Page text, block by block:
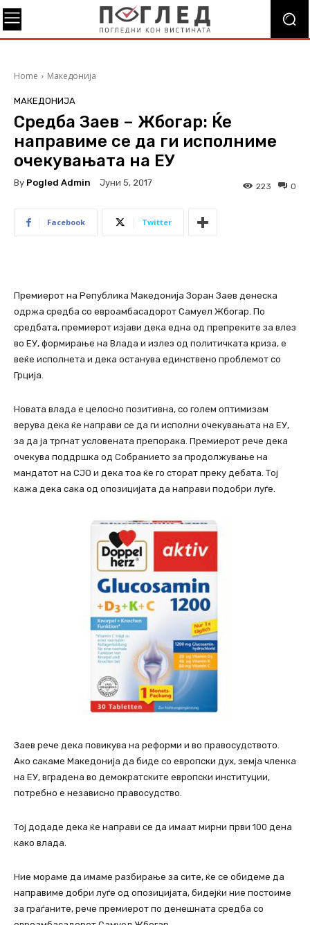
Home Македонија
МАКЕДОНИЈА
Средба Заев – Жбогар: Ќе
направиме се да ги исполниме
очекувањата на ЕУ
By Pogled Admin Јуни 5, 2017 0
223
Facebook Twitter
Премиерот на Република Македонија Зоран Заев денеска
одржа средба со евроамбасадорот Самуел Жбогар. По
средбата, премиерот изјави дека една од препреките за влез
во ЕУ, формирање на Влада и излез од политичката криза, е
веќе исполнета и дека останува единствено проблемот со
Грција.
Новата влада е целосно позитивна, со голем оптимизам
верува дека ќе направи се да ги исполни очекувањата на ЕУ,
за да ја тргнат условената препорака. Премиерот рече дека
очекува поддршка од Собранието за продолжување на
мандатот на СЈО и дека тоа ќе го сторат преку дебата. Тој
кажа дека сака од опозицијата да направи подобри луѓе.
Заев рече дека повикува на реформи и во правосудството.
Ако сакаме Македонија да биде со европски дух, земја членка
на ЕУ, вградена во демократските европски институции,
потребно е независно правосудство.
Тој додаде дека ќе направи се да имаат мирни први 100 дена
како влада.
Ние мораме да имаме разбирање за сите, ќе се обидеме да
направиме добри луѓе од опозицијата, бидејќи ние постоиме
за граѓаните, рече премиерот по денешната средба со